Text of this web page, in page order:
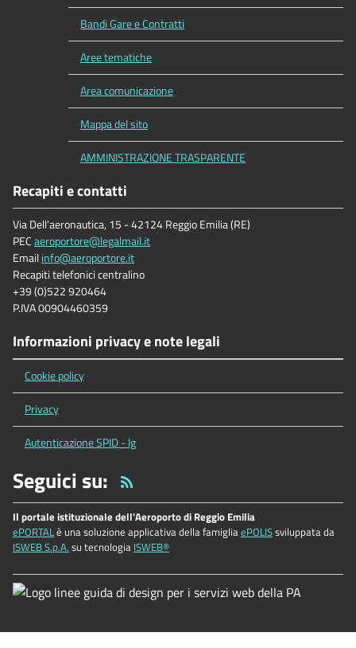
Bandi Gare e Contratti
Aree tematiche
Area comunicazione
Mappa del sito
AMMINISTRAZIONE TRASPARENTE
Recapiti e contatti
Via Dell'aeronautica, 15 - 42124 Reggio Emilia (RE)
PECaeroportore@legalmail.it
Emailinfo@aeroportore.it
Recapiti telefonici centralino
+39 (0)522 920464
P.IVA 00904460359
Informazioni privacy e note legali
Cookie policy
Privacy
Autenticazione SPID - lg
Seguici su:
Il portale istituzionale dell'Aeroporto di Reggio Emilia
ePORTALè una soluzione applicativa della famigliaePOLISsviluppata da
ISWEB S.p.A. su tecnologia ISWEB®